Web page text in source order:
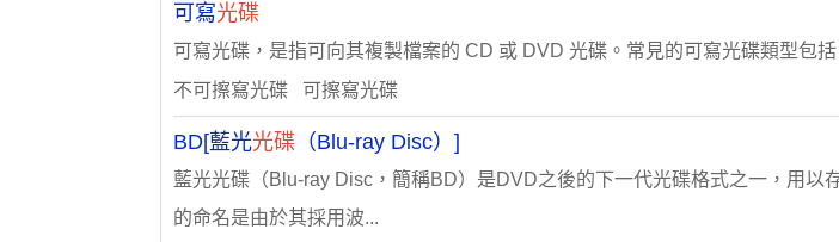
可寫光碟
可寫光碟，是指可向其複製檔案的 CD 或 DVD 光碟。常見的可寫光碟類型包
不可擦寫光碟 可擦寫光碟
BD[藍光光碟 （Blu-ray Disc）]
藍光光碟（Blu-ray Disc，簡稱BD）是DVD之後的下一代光碟格式之一，用以
的命名是由於其採用波...